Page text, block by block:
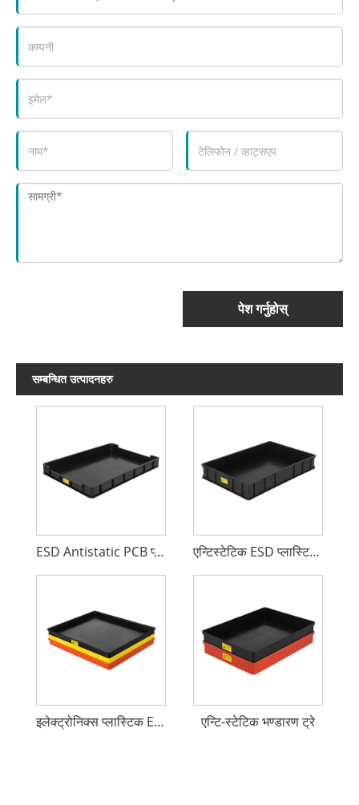
पेश गर्नुहोस्
सम्बन्धित उत्पादनहरु
ESD Antistatic PCB प्लास्टिक LCD ट्रे एन्टिस्टेटिक ESD प्लास्टिक पीपी ट्रे
इलेक्ट्रोनिक्स प्लास्टिक ESD ट्रे एन्टि-स्टेटिक भण्डारण ट्रे